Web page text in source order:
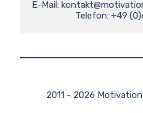
E-Mail:
Telefon: +49
2011 - 2026